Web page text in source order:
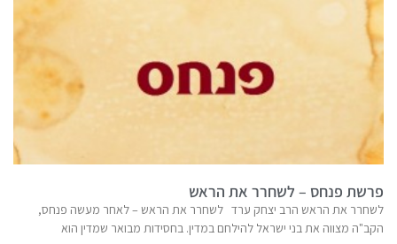
פרשת פנחס – לשחרר את הראש
לשחרר את הראש הרב יצחק ערד לשחרר את הראש – לאחר מעשה פנחס,
הקב"ה מצווה את בני ישראל להילחם במדין. בחסידות מבואר שמדין הוא